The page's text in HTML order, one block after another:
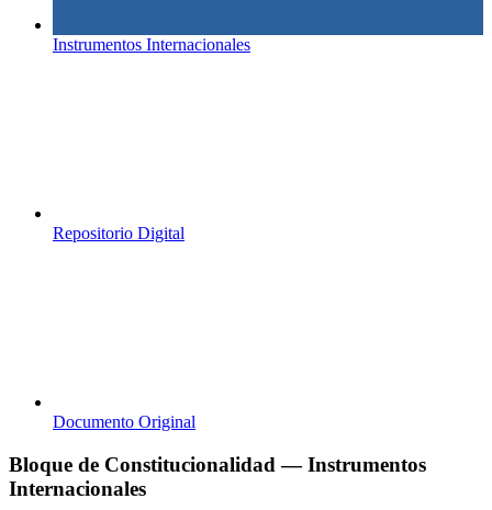
Instrumentos Internacionales
Repositorio Digital
Documento Original
Bloque de Constitucionalidad — Instrumentos
Internacionales